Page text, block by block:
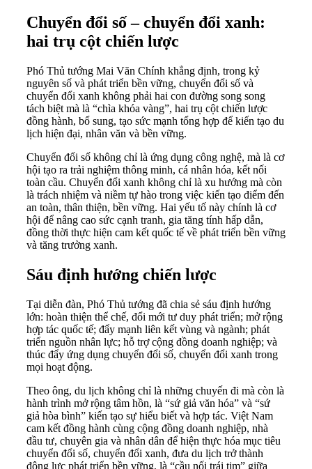
Chuyển đổi số – chuyển đổi xanh:
hai trụ cột chiến lược
Phó Thủ tướng Mai Văn Chính khẳng định, trong kỷ
nguyên số và phát triển bền vững, chuyển đổi số và
chuyển đổi xanh không phải hai con đường song song
tách biệt mà là “chìa khóa vàng”, hai trụ cột chiến lược
đồng hành, bổ sung, tạo sức mạnh tổng hợp để kiến tạo du
lịch hiện đại, nhân văn và bền vững.
Chuyển đổi số không chỉ là ứng dụng công nghệ, mà là cơ
hội tạo ra trải nghiệm thông minh, cá nhân hóa, kết nối
toàn cầu. Chuyển đổi xanh không chỉ là xu hướng mà còn
là trách nhiệm và niềm tự hào trong việc kiến tạo điểm đến
an toàn, thân thiện, bền vững. Hai yếu tố này chính là cơ
hội để nâng cao sức cạnh tranh, gia tăng tính hấp dẫn,
đồng thời thực hiện cam kết quốc tế về phát triển bền vững
và tăng trưởng xanh.
Sáu định hướng chiến lược
Tại diễn đàn, Phó Thủ tướng đã chia sẻ sáu định hướng
lớn: hoàn thiện thể chế, đổi mới tư duy phát triển; mở rộng
hợp tác quốc tế; đẩy mạnh liên kết vùng và ngành; phát
triển nguồn nhân lực; hỗ trợ cộng đồng doanh nghiệp; và
thúc đẩy ứng dụng chuyển đổi số, chuyển đổi xanh trong
mọi hoạt động.
Theo ông, du lịch không chỉ là những chuyến đi mà còn là
hành trình mở rộng tâm hồn, là “sứ giả văn hóa” và “sứ
giả hòa bình” kiến tạo sự hiểu biết và hợp tác. Việt Nam
cam kết đồng hành cùng cộng đồng doanh nghiệp, nhà
đầu tư, chuyên gia và nhân dân để hiện thực hóa mục tiêu
chuyển đổi số, chuyển đổi xanh, đưa du lịch trở thành
động lực phát triển bền vững, là “cầu nối trái tim” giữa